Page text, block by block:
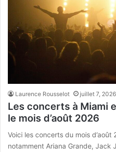
Laurence Rousselot juillet 7, 2026
Les concerts à Miami
le mois d’août 2026
Voici les concerts du mois d’août
notamment Ariana Grande, Jack